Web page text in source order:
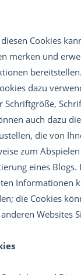
Cookies
merken und
dazu
Schriftgröße,
auch dazu
die von
zum
eines Blogs.
Informationen
die Cookies
Websites